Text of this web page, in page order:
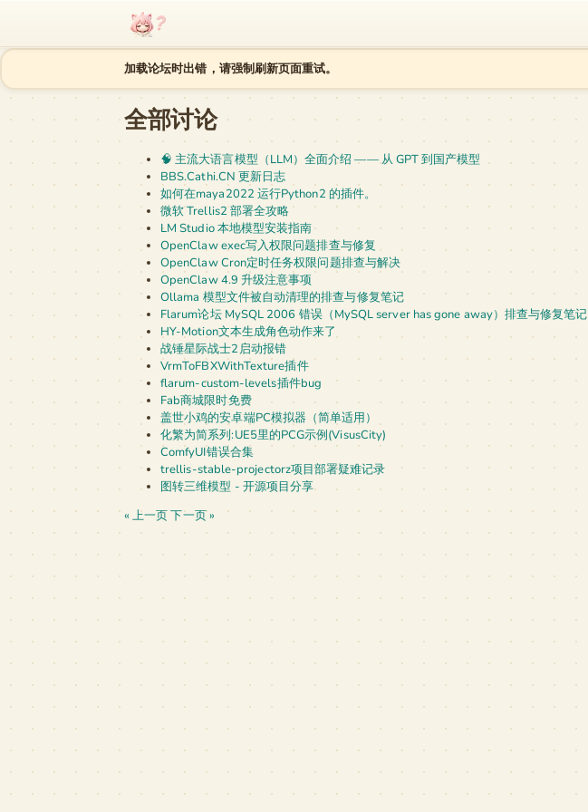
跳至内容
加载论坛时出错，请强制刷新页面重试。
全部讨论
🧠 主流大语言模型（LLM）全面介绍 —— 从 GPT 到国产模型
BBS.Cathi.CN 更新日志
如何在maya2022 运行Python2 的插件。
微软 Trellis2 部署全攻略
LM Studio 本地模型安装指南
OpenClaw exec写入权限问题排查与修复
OpenClaw Cron定时任务权限问题排查与解决
OpenClaw 4.9 升级注意事项
Ollama 模型文件被自动清理的排查与修复笔记
Flarum论坛 MySQL 2006 错误（MySQL server has gone away）排查与修复笔记
HY-Motion文本生成角色动作来了
战锤星际战士2启动报错
VrmToFBXWithTexture插件
flarum-custom-levels插件bug
Fab商城限时免费
盖世小鸡的安卓端PC模拟器（简单适用）
化繁为简系列:UE5里的PCG示例(VisusCity)
ComfyUI错误合集
trellis-stable-projectorz项目部署疑难记录
图转三维模型 - 开源项目分享
« 上一页下一页 »